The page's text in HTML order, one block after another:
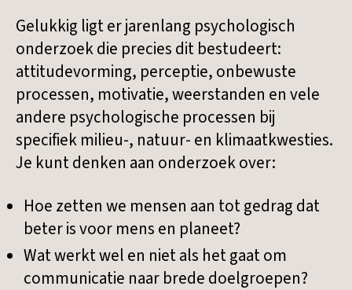
Gelukkig ligt er jarenlang psychologisch
onderzoek die precies dit bestudeert:
attitudevorming, perceptie, onbewuste
processen, motivatie, weerstanden en vele
andere psychologische processen bij
specifiek milieu-, natuur- en klimaatkwesties.
Je kunt denken aan onderzoek over:
Hoe zetten we mensen aan tot gedrag dat
beter is voor mens en planeet?
Wat werkt wel en niet als het gaat om
communicatie naar brede doelgroepen?